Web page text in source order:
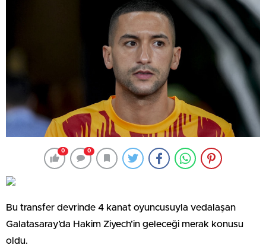
0 0
Bu transfer devrinde 4 kanat oyuncusuyla vedalaşan
Galatasaray’da Hakim Ziyech’in geleceği merak konusu
oldu.